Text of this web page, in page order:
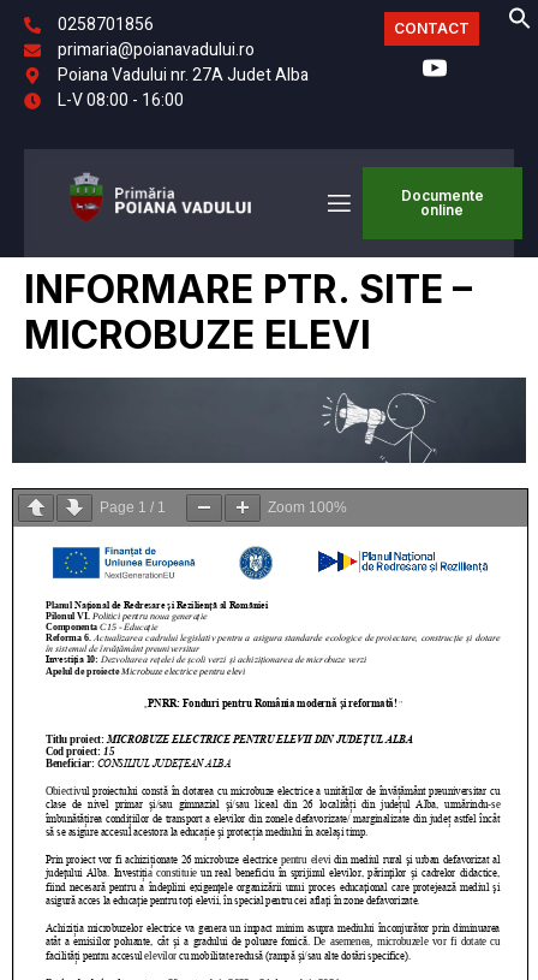
0258701856
primaria@poianavadului.ro
Poiana Vadului nr. 27A Judet Alba
L-V 08:00 - 16:00
CONTACT
Documente
online
INFORMARE PTR. SITE –
MICROBUZE ELEVI
Page 1 / 1 Zoom 100%